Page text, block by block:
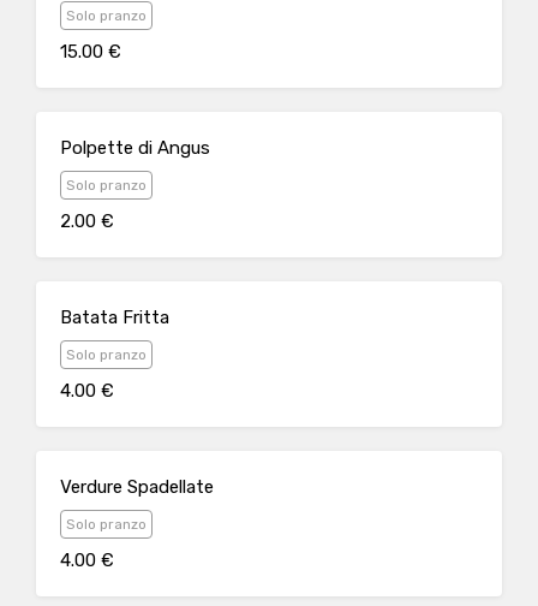
Solo pranzo
15.00 €
Polpette di Angus
Solo pranzo
2.00 €
Batata Fritta
Solo pranzo
4.00 €
Verdure Spadellate
Solo pranzo
4.00 €